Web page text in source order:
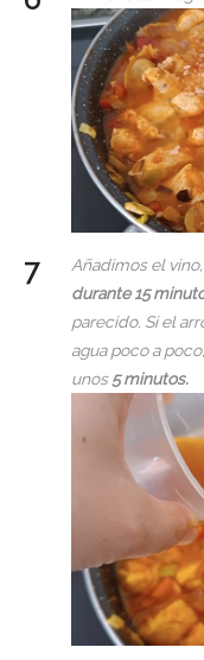
Añadimos el
durante 15
parecido. Si el
agua poco a
unos5 minutos.